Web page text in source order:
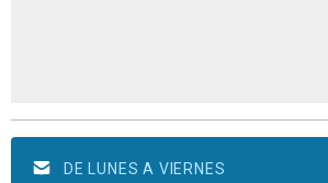
DE LUNES A VIERNES